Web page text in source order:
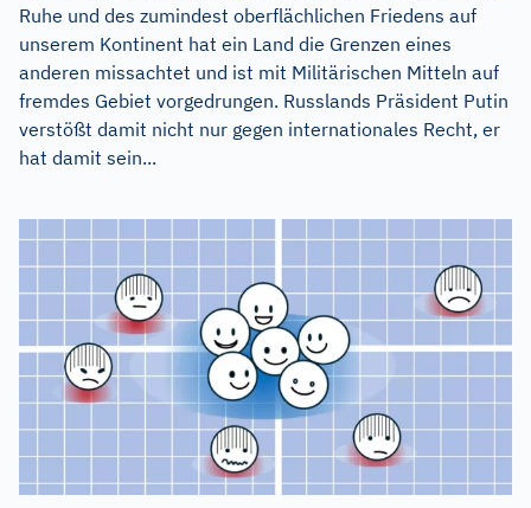
Ruhe und des zumindest oberflächlichen Friedens auf
unserem Kontinent hat ein Land die Grenzen eines
anderen missachtet und ist mit Militärischen Mitteln auf
fremdes Gebiet vorgedrungen. Russlands Präsident Putin
verstößt damit nicht nur gegen internationales Recht, er
hat damit sein...